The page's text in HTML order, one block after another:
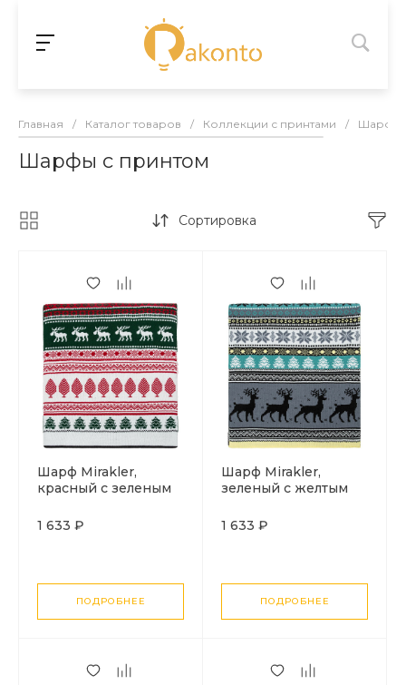
Главная / Каталог товаров / Коллекции с принтами / Шарфы
Шарфы с принтом
Сортировка
Шарф Mirakler,
красный с зеленым
1 633 ₽
ПОДРОБНЕЕ
Шарф Mirakler,
зеленый с желтым
1 633 ₽
ПОДРОБНЕЕ